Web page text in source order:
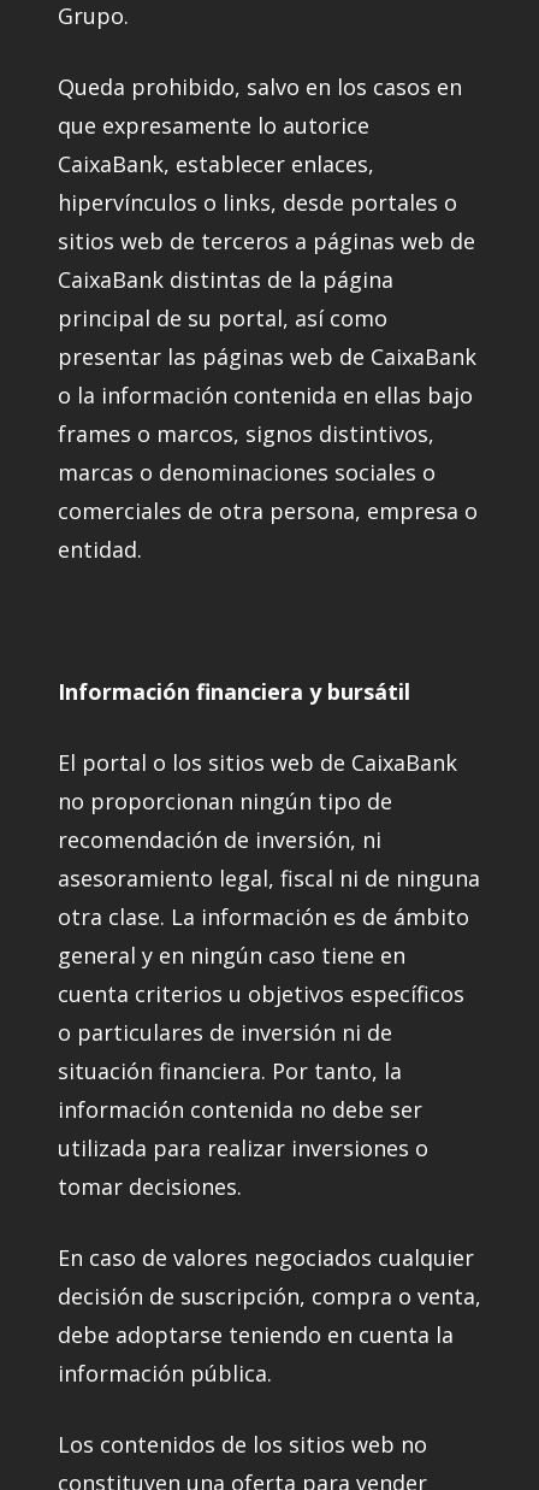
Grupo.
Queda prohibido, salvo en los casos en
que expresamente lo autorice
CaixaBank, establecer enlaces,
hipervínculos o links, desde portales o
sitios web de terceros a páginas web de
CaixaBank distintas de la página
principal de su portal, así como
presentar las páginas web de CaixaBank
o la información contenida en ellas bajo
frames o marcos, signos distintivos,
marcas o denominaciones sociales o
comerciales de otra persona, empresa o
entidad.
Información financiera y bursátil
El portal o los sitios web de CaixaBank
no proporcionan ningún tipo de
recomendación de inversión, ni
asesoramiento legal, fiscal ni de ninguna
otra clase. La información es de ámbito
general y en ningún caso tiene en
cuenta criterios u objetivos específicos
o particulares de inversión ni de
situación financiera. Por tanto, la
información contenida no debe ser
utilizada para realizar inversiones o
tomar decisiones.
En caso de valores negociados cualquier
decisión de suscripción, compra o venta,
debe adoptarse teniendo en cuenta la
información pública.
Los contenidos de los sitios web no
constituyen una oferta para vender